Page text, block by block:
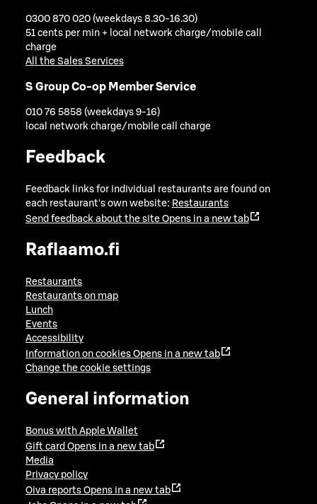
0300 870 020 (weekdays 8.30-16.30)
51 cents per min + local network charge/mobile call
charge
All the Sales Services
S Group Co-op Member Service
010 76 5858 (weekdays 9-16)
local network charge/mobile call charge
Feedback
Feedback links for individual restaurants are found on
each restaurant's own website: Restaurants
Send feedback about the site Opens in a new tab
Raflaamo.fi
Restaurants
Restaurants on map
Lunch
Events
Accessibility
Information on cookies Opens in a new tab
Change the cookie settings
General information
Bonus with Apple Wallet
Gift card Opens in a new tab
Media
Privacy policy
Oiva reports Opens in a new tab